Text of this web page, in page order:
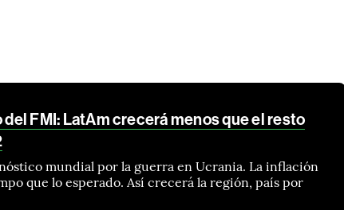
FMI: LatAm crecerá menos que el resto
mundial por la guerra en Ucrania. La inflación
que lo esperado. Así crecerá la región, país por